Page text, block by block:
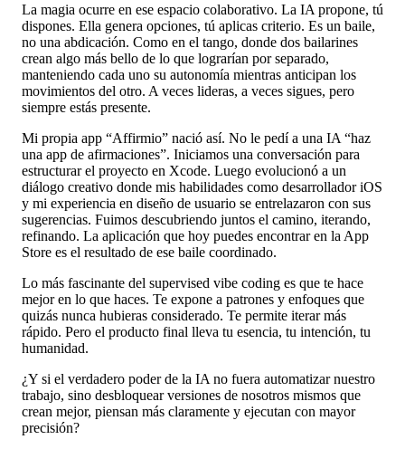
La magia ocurre en ese espacio colaborativo. La IA propone, tú
dispones. Ella genera opciones, tú aplicas criterio. Es un baile,
no una abdicación. Como en el tango, donde dos bailarines
crean algo más bello de lo que lograrían por separado,
manteniendo cada uno su autonomía mientras anticipan los
movimientos del otro. A veces lideras, a veces sigues, pero
siempre estás presente.
Mi propia app “Affirmio” nació así. No le pedí a una IA “haz
una app de afirmaciones”. Iniciamos una conversación para
estructurar el proyecto en Xcode. Luego evolucionó a un
diálogo creativo donde mis habilidades como desarrollador iOS
y mi experiencia en diseño de usuario se entrelazaron con sus
sugerencias. Fuimos descubriendo juntos el camino, iterando,
refinando. La aplicación que hoy puedes encontrar en la App
Store es el resultado de ese baile coordinado.
Lo más fascinante del supervised vibe coding es que te hace
mejor en lo que haces. Te expone a patrones y enfoques que
quizás nunca hubieras considerado. Te permite iterar más
rápido. Pero el producto final lleva tu esencia, tu intención, tu
humanidad.
¿Y si el verdadero poder de la IA no fuera automatizar nuestro
trabajo, sino desbloquear versiones de nosotros mismos que
crean mejor, piensan más claramente y ejecutan con mayor
precisión?